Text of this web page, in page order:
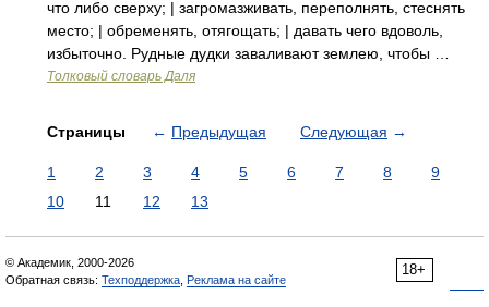
что либо сверху; | загромазживать, переполнять, стеснять
место; | обременять, отягощать; | давать чего вдоволь,
избыточно. Рудные дудки заваливают землею, чтобы …
Толковый словарь Даля
Страницы ← Предыдущая Следующая →
1 2 3 4 5 6 7 8
9
10
11 12 13
18+
© Академик, 2000-2026
Обратная связь: Техподдержка Реклама на сайте